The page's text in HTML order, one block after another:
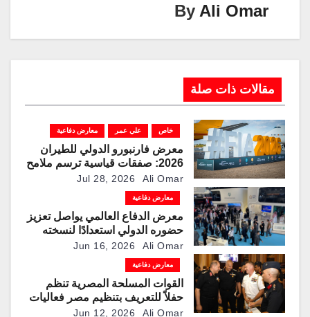
By Ali Omar
مقالات ذات صلة
خاص علي عمر معارض دفاعية
معرض فارنبورو الدولي للطيران
2026: صفقات قياسية ترسم ملامح
مرحلة جديدة لقطاعات الطيران
والدفاع والفضاء
Jul 28, 2026 Ali Omar
معارض دفاعية
معرض الدفاع العالمي يواصل تعزيز
حضوره الدولي استعدادًا لنسخته
الرابعة عام 2028Jun 16, 2026 Ali Omar
معارض دفاعية
القوات المسلحة المصرية تنظم
حفلاً للتعريف بتنظيم مصر فعاليات
النسخة الثانية من معرض العلمين
Jun 12, 2026 Ali Omar